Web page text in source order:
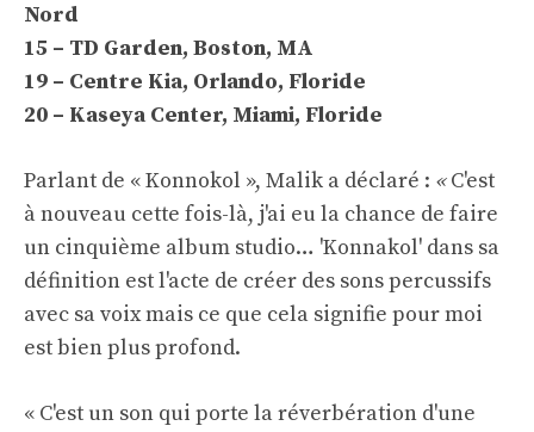
Nord
15 – TD Garden, Boston, MA
19 – Centre Kia, Orlando, Floride
20 – Kaseya Center, Miami, Floride
Parlant de « Konnokol », Malik a déclaré : «C'est
à nouveau cette fois-là, j'ai eu la chance de faire
un cinquième album studio… 'Konnakol' dans sa
définition est l'acte de créer des sons percussifs
avec sa voix mais ce que cela signifie pour moi
est bien plus profond.
« C'est un son qui porte la réverbération d'une